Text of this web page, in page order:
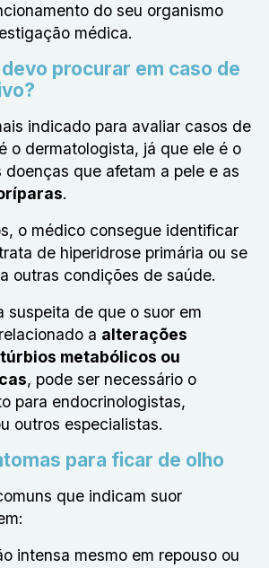
do seu organismo
médica.
procurar em caso de
indicado para avaliar casos de
o dermatologista, já que ele é o
doenças que afetam a pele e as
.
o médico consegue identificar
de hiperidrose primária ou se
outras condições de saúde.
suspeita de que o suor em
a alterações
metabólicos ou
, pode ser necessário o
para endocrinologistas,
outros especialistas.
para ficar de olho
que indicam suor
intensa mesmo em repouso ou